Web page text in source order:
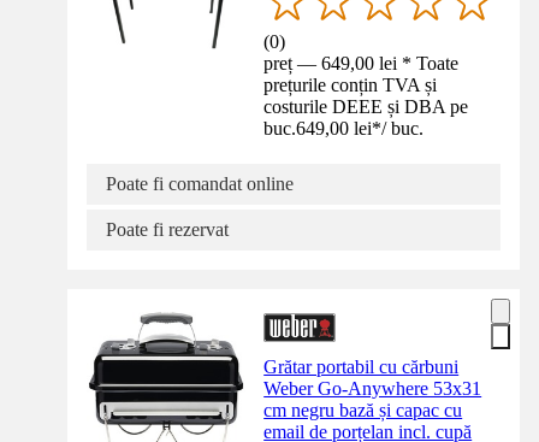
(0)
preț — 649,00 lei * Toate
prețurile conțin TVA și
costurile DEEE și DBA pe
buc.649,00 lei*/ buc.
Poate fi comandat online
Poate fi rezervat
Grătar portabil cu cărbuni
Weber Go-Anywhere 53x31
cm negru bază și capac cu
email de porțelan incl. cupă